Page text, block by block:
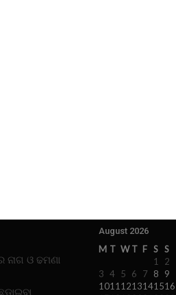
ଓ ଢମଣା
August 2026
M T W T F S S
1
2
3 4 5 6 7 8
9
1011 1213141516